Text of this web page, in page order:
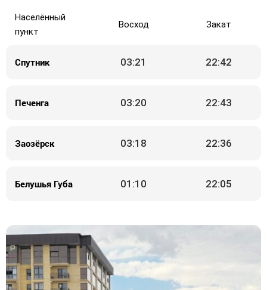
Населённый
пункт
Восход Закат
Спутник 03:21 22:42
Печенга 03:20 22:43
Заозёрск 03:18 22:36
Белушья Губа 01:10 22:05